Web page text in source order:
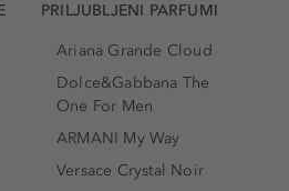
PRILJUBLJENI PARFUMI
Ariana Grande Cloud
Dolce&Gabbana The
One For Men
ARMANI My Way
Versace Crystal Noir